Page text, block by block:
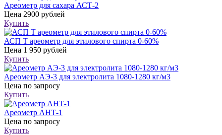
Ареометр для сахара АСТ-2
Цена 2900 рублей
Купить
АСП Т ареометр для этилового спирта 0-60%
Цена 1 950 рублей
Купить
Ареометр АЭ-3 для электролита 1080-1280 кг/м3
Цена по запросу
Купить
Ареометр АНТ-1
Цена по запросу
Купить